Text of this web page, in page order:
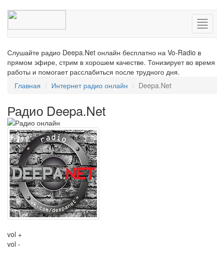
Слушайте радио Deepa.Net онлайн бесплатно на Vo-Radio в
прямом эфире, стрим в хорошем качестве. Тонизирует во время
работы и помогает расслабиться после трудного дня.
Главная
Интернет радио онлайн Deepa.Net
Радио Deepa.Net
vol +
vol -